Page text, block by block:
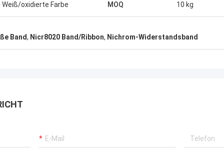
Weiß/oxidierte Farbe MOQ 10 kg
Band, Nicr8020 Band/Ribbon, Nichrom-Widerstandsband